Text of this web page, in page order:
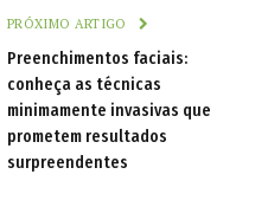
PRÓXIMO ARTIGO
Preenchimentos faciais:
conheça as técnicas
minimamente invasivas que
prometem resultados
surpreendentes